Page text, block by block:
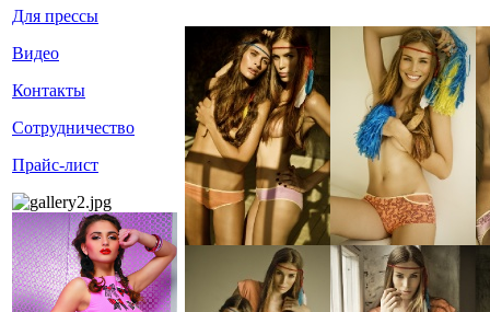
Для прессы
Видео
Контакты
Сотрудничество
Прайс-лист